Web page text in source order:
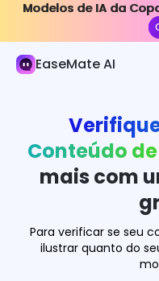
Modelos de IA da
Modelos de IA da
EaseMate AI
Gerador de Histórias
Parafraseador com
Humanizador de IA
Verificador
Redator de Ensaios
Conteúdo
mais com
Para verificar se seu
ilustrar quanto do